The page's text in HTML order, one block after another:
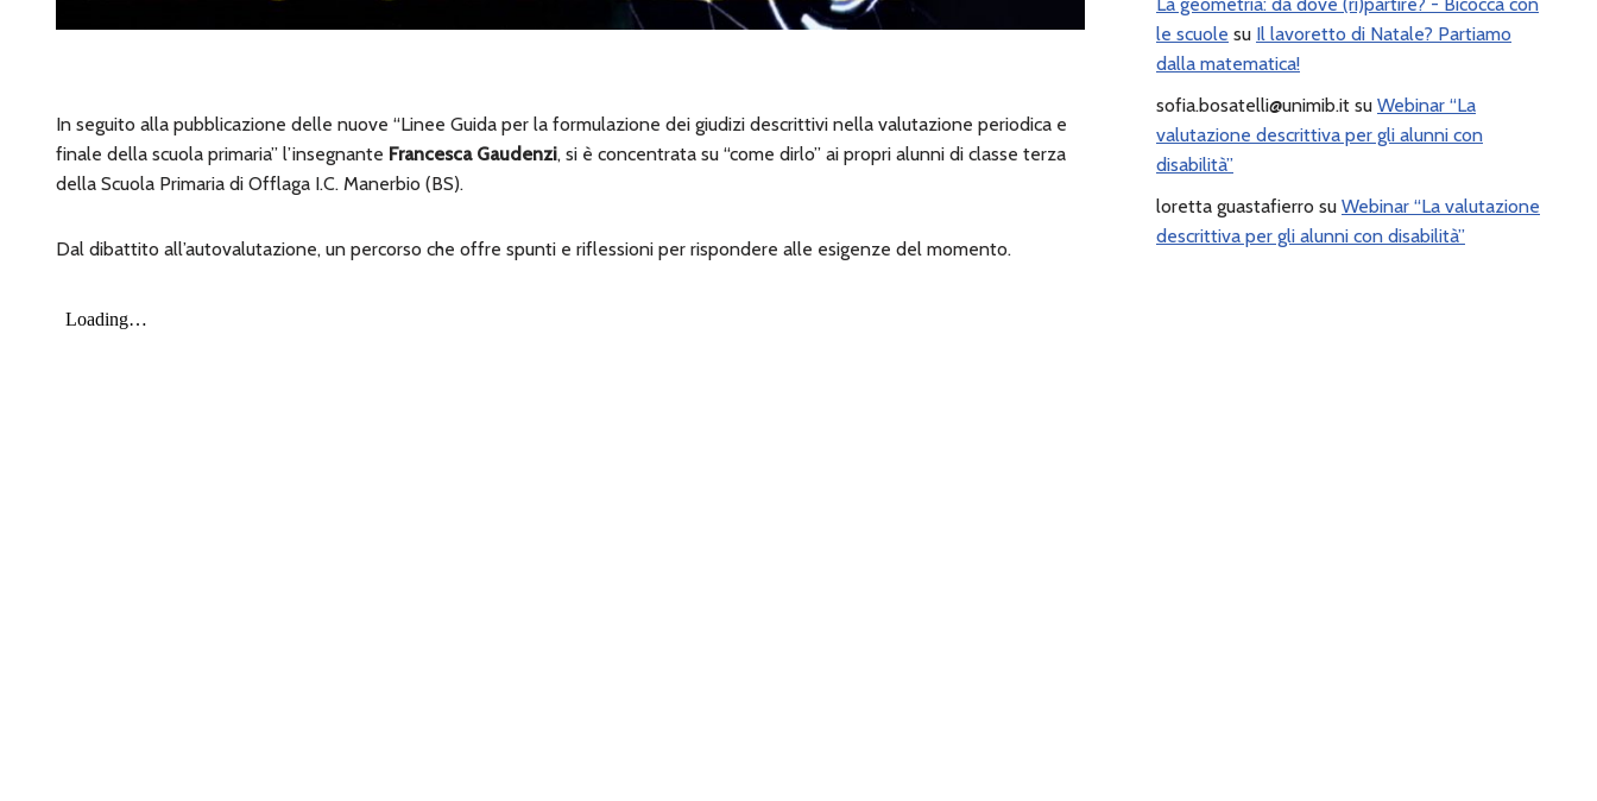
In seguito alla pubblicazione delle nuove “Linee Guida per la formulazione dei giudizi descrittivi nella valutazione periodica e
finale della scuola primaria” l’insegnante Francesca Gaudenzi, si è concentrata su “come dirlo” ai propri alunni di classe terza
della Scuola Primaria di Offlaga I.C. Manerbio (BS).
Dal dibattito all’autovalutazione, un percorso che offre spunti e riflessioni per rispondere alle esigenze del momento.
le scuole su Il lavoretto di Natale? Partiamo
dalla matematica!
sofia.bosatelli@unimib.it su Webinar “La
valutazione descrittiva per gli alunni con
disabilità”
loretta guastafierro su Webinar “La valutazione
descrittiva per gli alunni con disabilità”